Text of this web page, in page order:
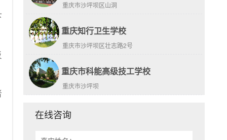
重庆市沙坪坝区山洞
重庆知行卫生学校
重庆市沙坪坝区壮志路2号
重庆市科能高级技工学校
重庆市沙坪坝
在线咨询